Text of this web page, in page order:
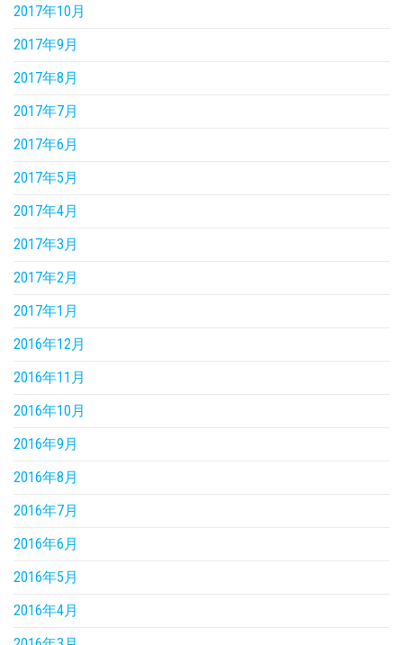
2017年10月
2017年9月
2017年8月
2017年7月
2017年6月
2017年5月
2017年4月
2017年3月
2017年2月
2017年1月
2016年12月
2016年11月
2016年10月
2016年9月
2016年8月
2016年7月
2016年6月
2016年5月
2016年4月